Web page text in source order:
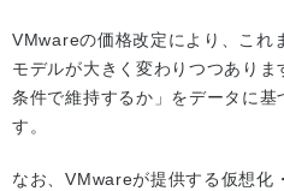
VMwareの価格改定により、これ
モデルが大きく変わりつつあり
条件で維持するか」をデータに
す。
なお、VMwareが提供する仮想化